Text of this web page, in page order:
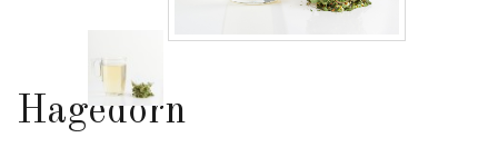
Hagedorn